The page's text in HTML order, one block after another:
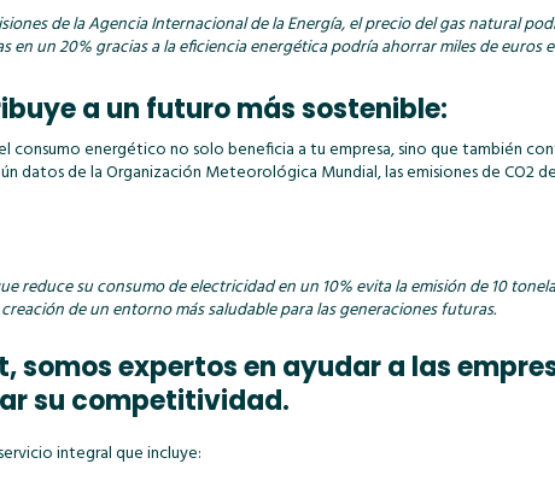
de la Agencia Internacional de la Energía, el precio del gas natural
en un 20% gracias a la eficiencia energética podría ahorrar miles de
a un futuro más sostenible:
consumo energético no solo beneficia a tu empresa, sino que también
datos de la Organización Meteorológica Mundial, las emisiones de
reduce su consumo de electricidad en un 10% evita la emisión de 10
de un entorno más saludable para las generaciones futuras.
somos expertos en ayudar a las
su competitividad.
integral que incluye: